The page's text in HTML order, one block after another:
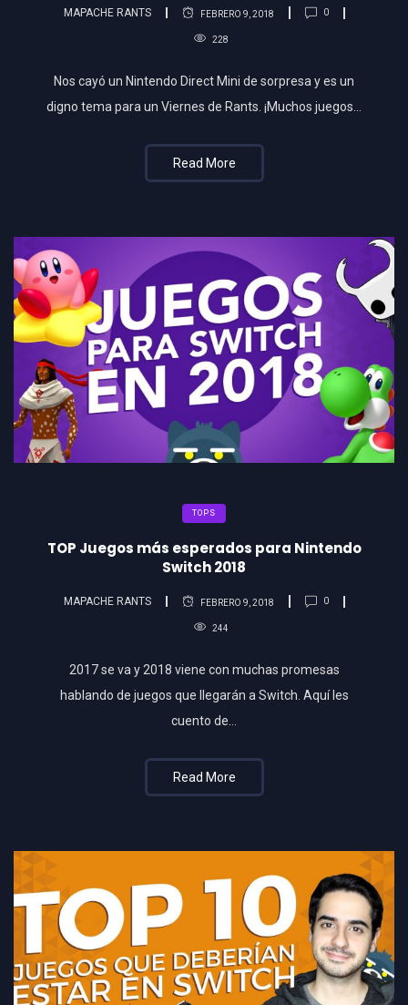
MAPACHE RANTS FEBRERO 9, 2018 0
228
Nos cayó un Nintendo Direct Mini de sorpresa y es un
digno tema para un Viernes de Rants. ¡Muchos juegos…
Read More
TOPS
TOP Juegos más esperados para Nintendo
Switch 2018
MAPACHE RANTS FEBRERO 9, 2018 0
244
2017 se va y 2018 viene con muchas promesas
hablando de juegos que llegarán a Switch. Aquí les
cuento de…
Read More